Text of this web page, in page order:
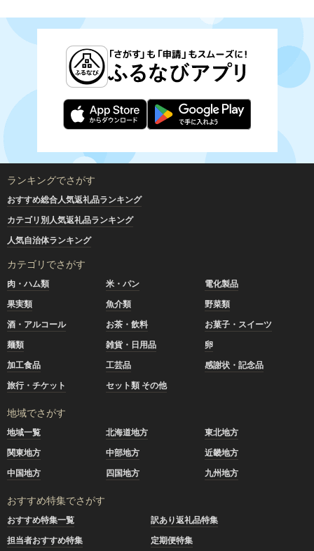
ランキングでさがす
おすすめ総合人気返礼品ランキング
カテゴリ別人気返礼品ランキング
人気自治体ランキング
カテゴリでさがす
肉・ハム類 米・パン
電化製品
果実類
魚介類
野菜類
酒・アルコール
お茶・飲料
お菓子・スイーツ
麺類
雑貨・日用品
卵
加工食品
工芸品
感謝状・記念品
旅行・チケット
セット類 その他
地域でさがす
地域一覧 北海道地方
東北地方
関東地方
中部地方
近畿地方
中国地方
四国地方 九州地方
おすすめ特集でさがす
おすすめ特集一覧
訳あり返礼品特集
担当者おすすめ特集
定期便特集